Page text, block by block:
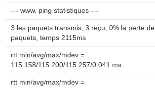
--- www. ping statistiques ---
3 les paquets transmis, 3 reçu, 0% la perte de
paquets, temps 2115ms
rtt min/avg/max/mdev =
115.158/115.200/115.257/0.041 ms
rtt min/avg/max/mdev =